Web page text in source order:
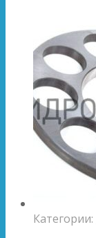
Категории: